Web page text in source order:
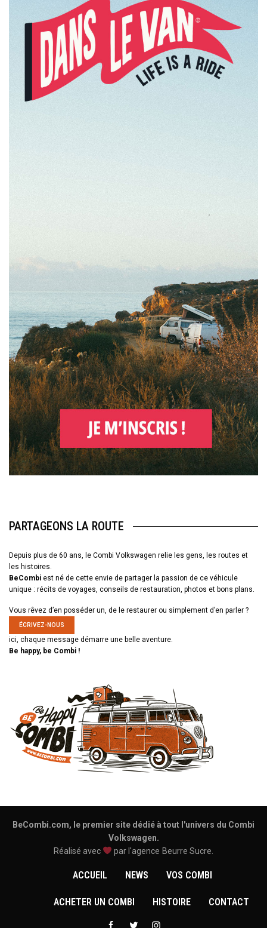
PARTAGEONS LA ROUTE
Depuis plus de 60 ans, le Combi Volkswagen relie les gens, les routes et
les histoires.
BeCombi est né de cette envie de partager la passion de ce véhicule
unique : récits de voyages, conseils de restauration, photos et bons plans.
Vous rêvez d’en posséder un, de le restaurer ou simplement d’en parler ?
ÉCRIVEZ-NOUS
ici, chaque message démarre une belle aventure.
Be happy, be Combi !
BeCombi.com, le premier site dédié à tout l'univers du Combi
Volkswagen.
Réalisé avec
par l'agence Beurre Sucre
ACCUEIL NEWS VOS COMBI
ACHETER UN COMBI HISTOIRE CONTACT